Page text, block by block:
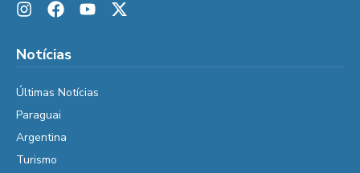
Notícias
Últimas Notícias
Paraguai
Argentina
Turismo